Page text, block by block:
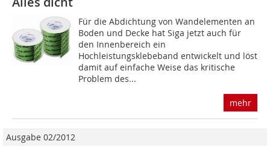
Für die Abdichtung von Wandelementen an
Boden und Decke hat Siga jetzt auch für
den Innenbereich ein
Hochleistungsklebeband entwickelt und löst
damit auf einfache Weise das kritische
Problem des...
mehr
Ausgabe 02/2012